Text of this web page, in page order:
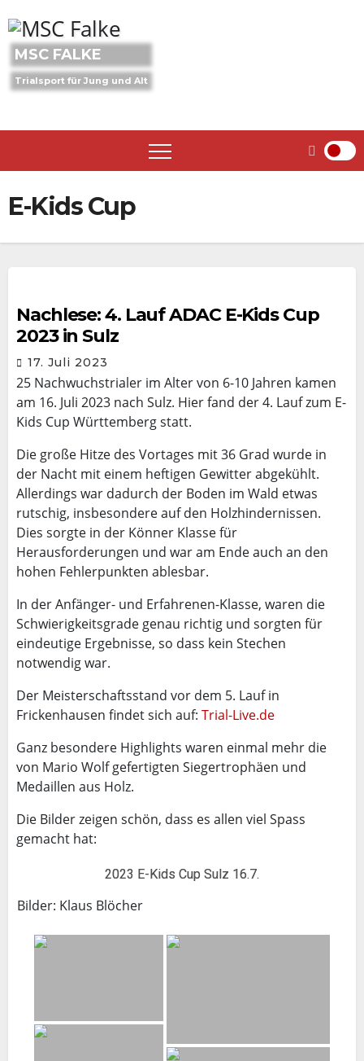
to
content
MSC FALKE
Trialsport für Jung und Alt
E-Kids Cup
Nachlese: 4. Lauf ADAC E-Kids Cup
2023 in Sulz
17. Juli 2023
25 Nachwuchstrialer im Alter von 6-10 Jahren kamen
am 16. Juli 2023 nach Sulz. Hier fand der 4. Lauf zum E-
Kids Cup Württemberg statt.
Die große Hitze des Vortages mit 36 Grad wurde in
der Nacht mit einem heftigen Gewitter abgekühlt.
Allerdings war dadurch der Boden im Wald etwas
rutschig, insbesondere auf den Holzhindernissen.
Dies sorgte in der Könner Klasse für
Herausforderungen und war am Ende auch an den
hohen Fehlerpunkten ablesbar.
In der Anfänger- und Erfahrenen-Klasse, waren die
Schwierigkeitsgrade genau richtig und sorgten für
eindeutige Ergebnisse, so dass kein Stechen
notwendig war.
Der Meisterschaftsstand vor dem 5. Lauf in
Frickenhausen findet sich auf: Trial-Live.de
Ganz besondere Highlights waren einmal mehr die
von Mario Wolf gefertigten Siegertrophäen und
Medaillen aus Holz.
Die Bilder zeigen schön, dass es allen viel Spass
gemacht hat:
2023 E-Kids Cup Sulz 16.7.
Bilder: Klaus Blöcher